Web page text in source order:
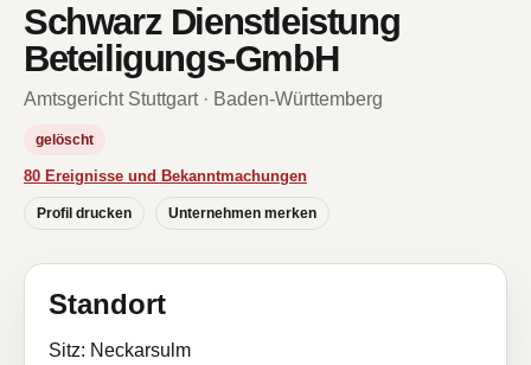
Schwarz Dienstleistung
Beteiligungs-GmbH
Amtsgericht Stuttgart · Baden-Württemberg
gelöscht
80 Ereignisse und Bekanntmachungen
Profil drucken Unternehmen merken
Standort
Sitz: Neckarsulm